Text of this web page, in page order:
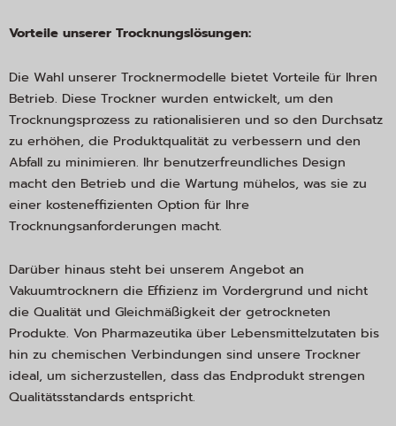
Vorteile unserer Trocknungslösungen:
Die Wahl unserer Trocknermodelle bietet Vorteile für Ihren
Betrieb. Diese Trockner wurden entwickelt, um den
Trocknungsprozess zu rationalisieren und so den Durchsatz
zu erhöhen, die Produktqualität zu verbessern und den
Abfall zu minimieren. Ihr benutzerfreundliches Design
macht den Betrieb und die Wartung mühelos, was sie zu
einer kosteneffizienten Option für Ihre
Trocknungsanforderungen macht.
Darüber hinaus steht bei unserem Angebot an
Vakuumtrocknern die Effizienz im Vordergrund und nicht
die Qualität und Gleichmäßigkeit der getrockneten
Produkte. Von Pharmazeutika über Lebensmittelzutaten bis
hin zu chemischen Verbindungen sind unsere Trockner
ideal, um sicherzustellen, dass das Endprodukt strengen
Qualitätsstandards entspricht.